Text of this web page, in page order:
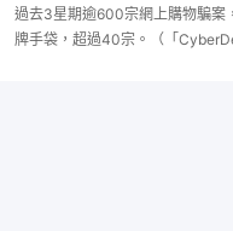
過去3星期逾600宗網上購物騙案
牌手袋，超過40宗。（「